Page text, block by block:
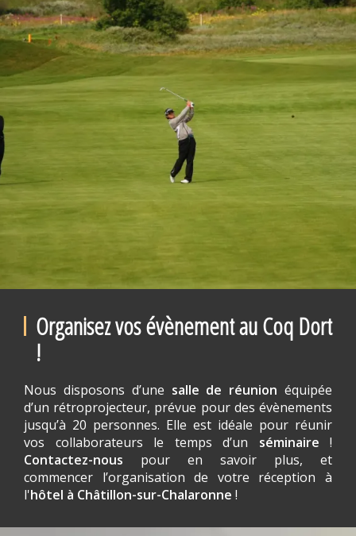
Organisez vos évènement au Coq Dort
!
Nous disposons d’une salle de réunion équipée
d’un rétroprojecteur, prévue pour des évènements
jusqu’à 20 personnes. Elle est idéale pour réunir
vos collaborateurs le temps d’un séminaire !
Contactez-nous pour en savoir plus, et
commencer l’organisation de votre réception à
l'hôtel à Châtillon-sur-Chalaronne !